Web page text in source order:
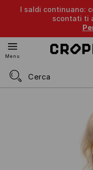
I saldi continuano:
scontati ti
Menu